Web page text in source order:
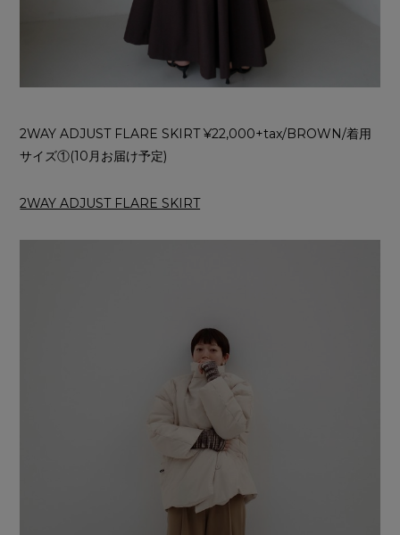
2WAY ADJUST FLARE SKIRT ¥22,000+tax/BROWN/着用
サイズ①(10月お届け予定)
2WAY ADJUST FLARE SKIRT